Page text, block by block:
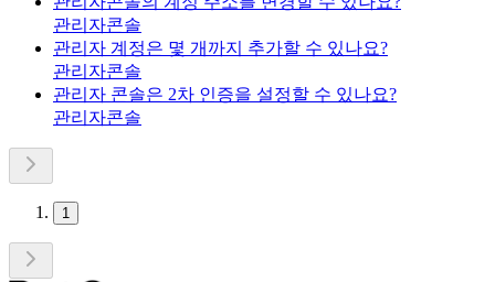
관리자콘솔
관리자 계정은 몇 개까지 추가할 수 있나요?
관리자콘솔
관리자 콘솔은 2차 인증을 설정할 수 있나요?
관리자콘솔
1